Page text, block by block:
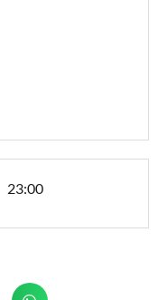
23:00